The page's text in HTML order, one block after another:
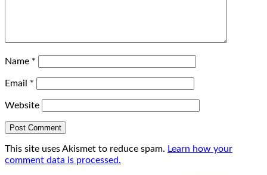
Name *
Email *
Website
This site uses Akismet to reduce spam. Learn how your
comment data is processed.